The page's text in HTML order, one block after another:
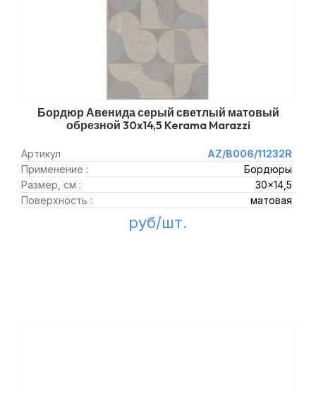
Бордюр Авенида серый светлый матовый
обрезной 30x14,5 Kerama Marazzi
Артикул
AZ/B006/11232R
Применение :
Бордюры
Размер, см :
30x14,5
Поверхность :
матовая
руб/шт.